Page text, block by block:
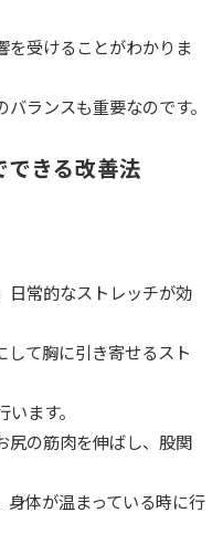
を受けることがわかりま
ランスも重要なのです。
できる改善法
日常的なストレッチが効
て胸に引き寄せるスト
ます。
尻の筋肉を伸ばし、股関
体が温まっている時に行